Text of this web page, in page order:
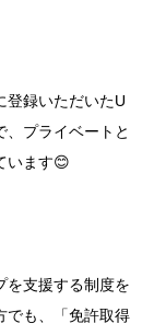
登録いただいたU
プライベートと
います😊
を支援する制度を
でも、「免許取得